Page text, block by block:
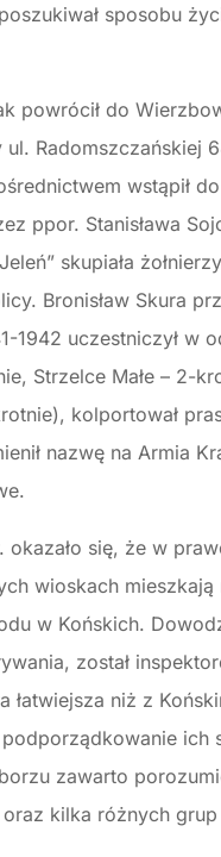
sposobu
powrócił do
Radomszczańskiej
wstąpił
ppor. Stanisława
skupiała
Bronisław Skura
1942 uczestniczył
Strzelce Małe – 2-
kolportował
nazwę na Armia
okazało się, że w
wioskach
w Końskich.
został
łatwiejsza niż z
ich
zawarto
oraz kilka różnych